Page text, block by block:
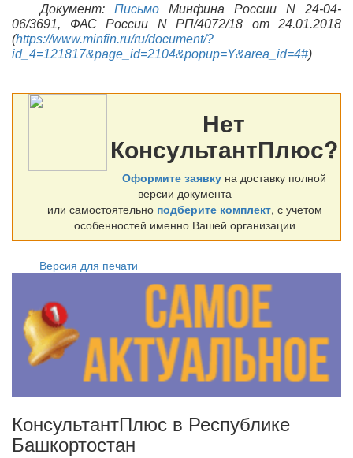
Документ: Письмо Минфина России N 24-04-
06/3691, ФАС России N РП/4072/18 от 24.01.2018
(https://www.minfin.ru/ru/document/?
id_4=121817&page_id=2104&popup=Y&area_id=4#)
Нет
КонсультантПлюс?
Оформите заявкуна доставку полной
версии документа
или самостоятельно подберите комплект, с учетом
особенностей именно Вашей организации
Версия для печати
КонсультантПлюс в Республике
Башкортостан